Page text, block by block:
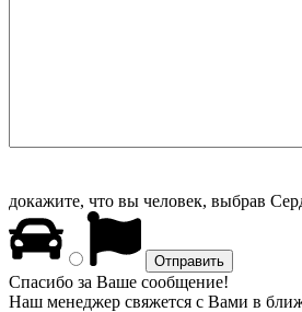
докажите, что вы человек, выбрав
Спасибо за Ваше сообщение!
Наш менеджер свяжется с Вами в